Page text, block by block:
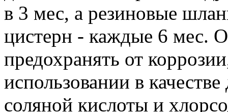
в 3 мес, а резиновые
цистерн - каждые 6 мес.
предохранять от
использовании в
соляной кислоты и